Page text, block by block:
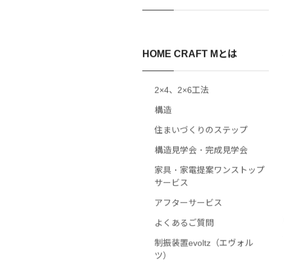
HOME CRAFT Mとは
2×4、2×6工法
構造
住まいづくりのステップ
構造見学会・完成見学会
家具・家電提案ワンストップ
サービス
アフターサービス
よくあるご質問
制振装置evoltz（エヴォル
ツ）